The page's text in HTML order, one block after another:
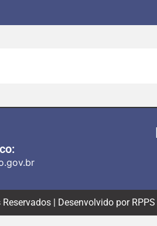
| Desenvolvido por RPPS